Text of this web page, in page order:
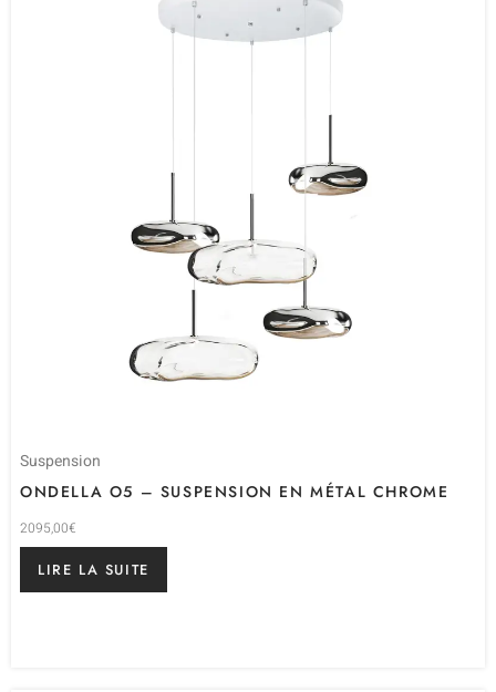
Suspension
ONDELLA O5 – SUSPENSION EN MÉTAL CHROME
2095,00€
LIRE LA SUITE